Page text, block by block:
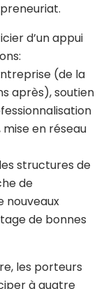
d’un appui
(de la
après), soutien
en réseau
structures de
de
nouveaux
de bonnes
les porteurs
à quatre